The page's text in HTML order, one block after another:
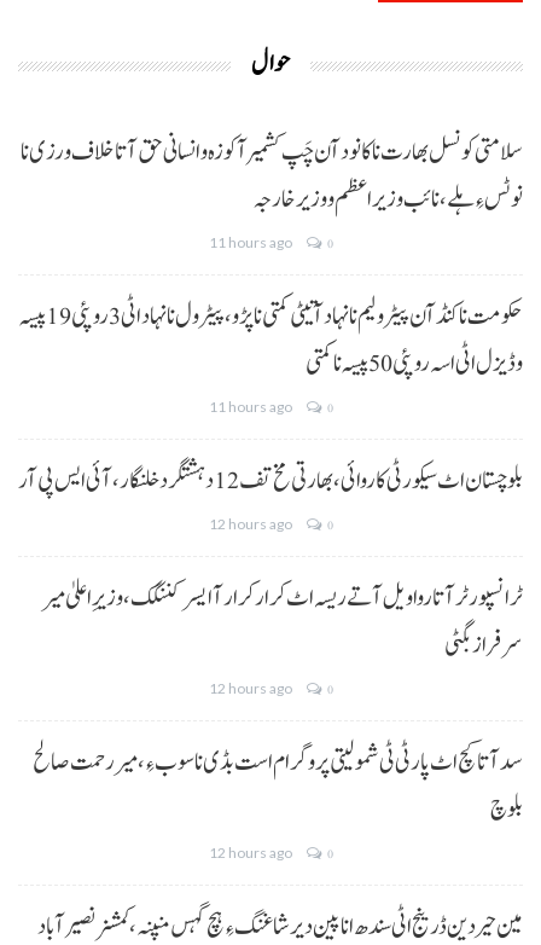
حوال
سلامتی کونسل بھارت نا کانود آن چَپ کشمیر آ کوزہ و انسانی حق آتا خلاف ورزی نا
نوٹس ءِ ہلے،نائب وزیراعظم و وزیر خارجہ
11 hours ago 0
حکومت نا کنڈ آن پیٹرولیم نا نہاد آتیٹی کمتی نا پڑو،پیٹرول نا نہاد اٹی 3 روپئی 19 پیسہ
و ڈیزل اٹی اسہ روپئی 50 پیسہ نا کمتی
11 hours ago 0
بلوچستان اٹ سیکورٹی کاروائی، بھارتی مخ تف 12 دہشتگرد خلنگار،آئی ایس پی آر
12 hours ago 0
ٹرانسپورٹر آتا روا ویل آتے ریسہ اٹ کرار کرار آ ایسر کننگک ،وزیرِ اعلیٰ میر
سرفراز بگٹی
12 hours ago 0
سد آتا کچ اٹ پارٹی ٹی شمولیتی پروگرام است بڈی نا سوب ءِ،میر رحمت صالح
بلوچ
12 hours ago 0
مین حیردین ڈرینج اٹی سندھ انا پین دیر شاغنگ ءِ ہچ گہس منپنہ،کمشنر نصیرآباد